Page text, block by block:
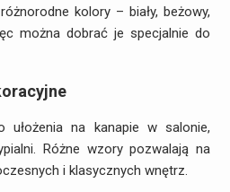
kolory – biały, beżowy,
można dobrać je specjalnie do
ułożenia na kanapie w salonie,
Różne wzory pozwalają na
i klasycznych wnętrz.